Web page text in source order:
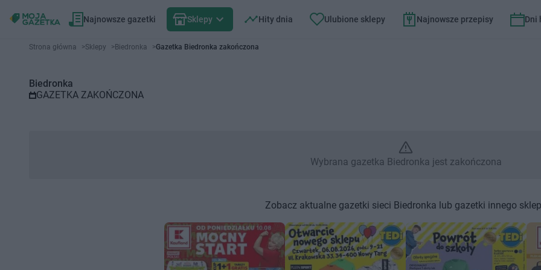
Najnowsze gazetki Sklepy Hity dnia Ulubione sklepy Najnowsze przepisy Dni
Gazetka promocyjna Biedronka – Wybrana gazetka Biedronka
Strona główna >Sklepy >Biedronka >Gazetka Biedronka zakończona
Biedronka
GAZETKA ZAKOŃCZONA
Wybrana gazetka Biedronka jest zakończona
Zobacz aktualne gazetki sieci Biedronka lub gazetki innego